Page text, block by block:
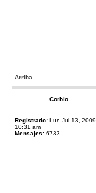
Arriba
Corbio
Registrado: Lun Jul 13, 2009
10:31 am
Mensajes: 6733